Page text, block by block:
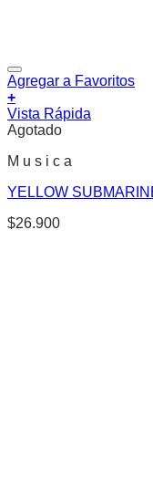
Agregar a Favoritos
+
Vista Rápida
Agotado
M u s i c a
YELLOW
$26.900